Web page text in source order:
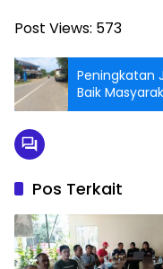
Post Views: 573
Peningkatan
Baik
Pos Terkait